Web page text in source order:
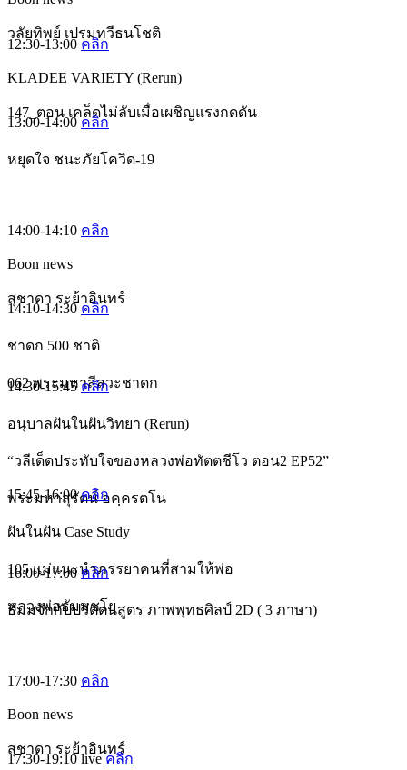
วลัยทิพย์ เปรมทวีธนโชติ
12:30-13:00 คลิก
KLADEE VARIETY (Rerun)
147_ตอน เคล็ดไม่ลับเมื่อเผชิญแรงกดดัน
13:00-14:00คลิก
หยุดใจ ชนะภัยโควิด-19
14:00-14:10 คลิก
Boon news
สุชาดา ระย้าอินทร์
14:10-14:30คลิก
ชาดก 500 ชาติ
062 พระมหาสีลวะชาดก
14:30-15:45คลิก
อนุบาลฝันในฝันวิทยา (Rerun)
“วลีเด็ดประทับใจของหลวงพ่อทัตตชีโว ตอน2 EP52”
พระมหาสุรัตน์ อคฺครตโน
15:45-16:00คลิก
ฝันในฝัน Case Study
105 แม่แนะนำภรรยาคนที่สามให้พ่อ
หลวงพ่อธัมมชโย
16:00-17:00คลิก
ธัมมจักกัปปวัตตนสูตร ภาพพุทธศิลป์ 2D ( 3 ภาษา)
17:00-17:30 คลิก
Boon news
สุชาดา ระย้าอินทร์
17:30-19:10live คลิก